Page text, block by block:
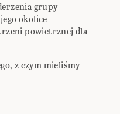
grupy
okolice
powietrznej dla
z czym mieliśmy